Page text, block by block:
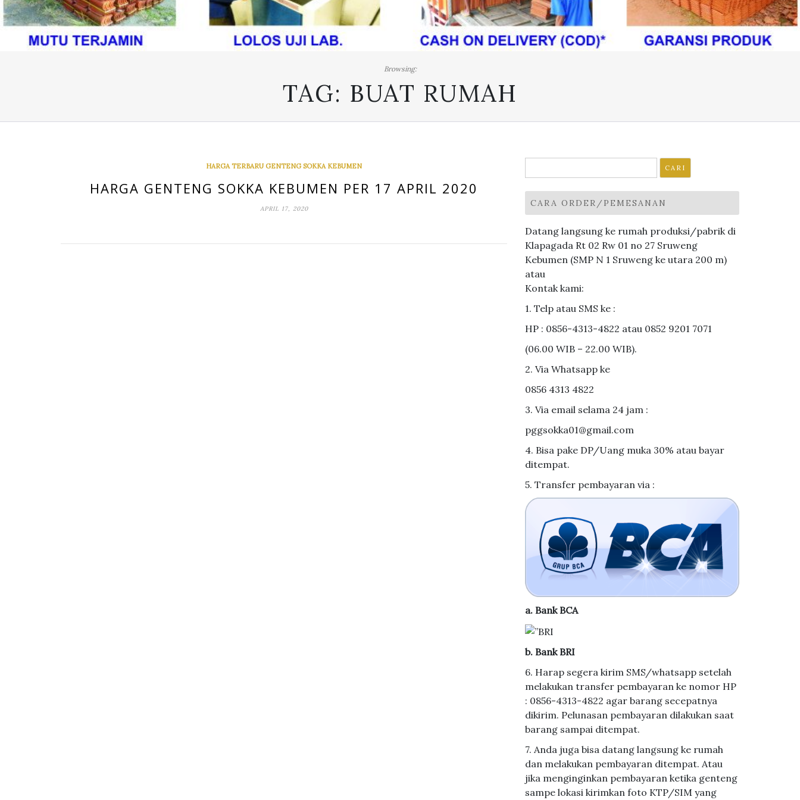
Browsing:
TAG: BUAT RUMAH
HARGA TERBARU GENTENG SOKKA KEBUMEN
HARGA GENTENG SOKKA KEBUMEN PER 17 APRIL 2020
APRIL 17, 2020
untuk:
CARA ORDER/PEMESANAN
Datang langsung ke rumah produksi/pabrik di
Klapagada Rt 02 Rw 01 no 27 Sruweng
Kebumen (SMP N 1 Sruweng ke utara 200 m)
atau
Kontak kami:
1. Telp atau SMS ke :
HP : 0856-4313-4822 atau 0852 9201 7071
(06.00 WIB – 22.00 WIB).
2. Via Whatsapp ke
0856 4313 4822
3. Via email selama 24 jam :
pggsokka01@gmail.com
4. Bisa pake DP/Uang muka 30% atau bayar
ditempat.
5. Transfer pembayaran via :
a. Bank BCA
b. Bank BRI
6. Harap segera kirim SMS/whatsapp setelah
melakukan transfer pembayaran ke nomor HP
: 0856-4313-4822 agar barang secepatnya
dikirim. Pelunasan pembayaran dilakukan saat
barang sampai ditempat.
7. Anda juga bisa datang langsung ke rumah
dan melakukan pembayaran ditempat. Atau
jika menginginkan pembayaran ketika genteng
sampe lokasi kirimkan foto KTP/SIM yang